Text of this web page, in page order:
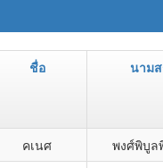
ชื่อ นาม
คเนศ พงศ์พิบู